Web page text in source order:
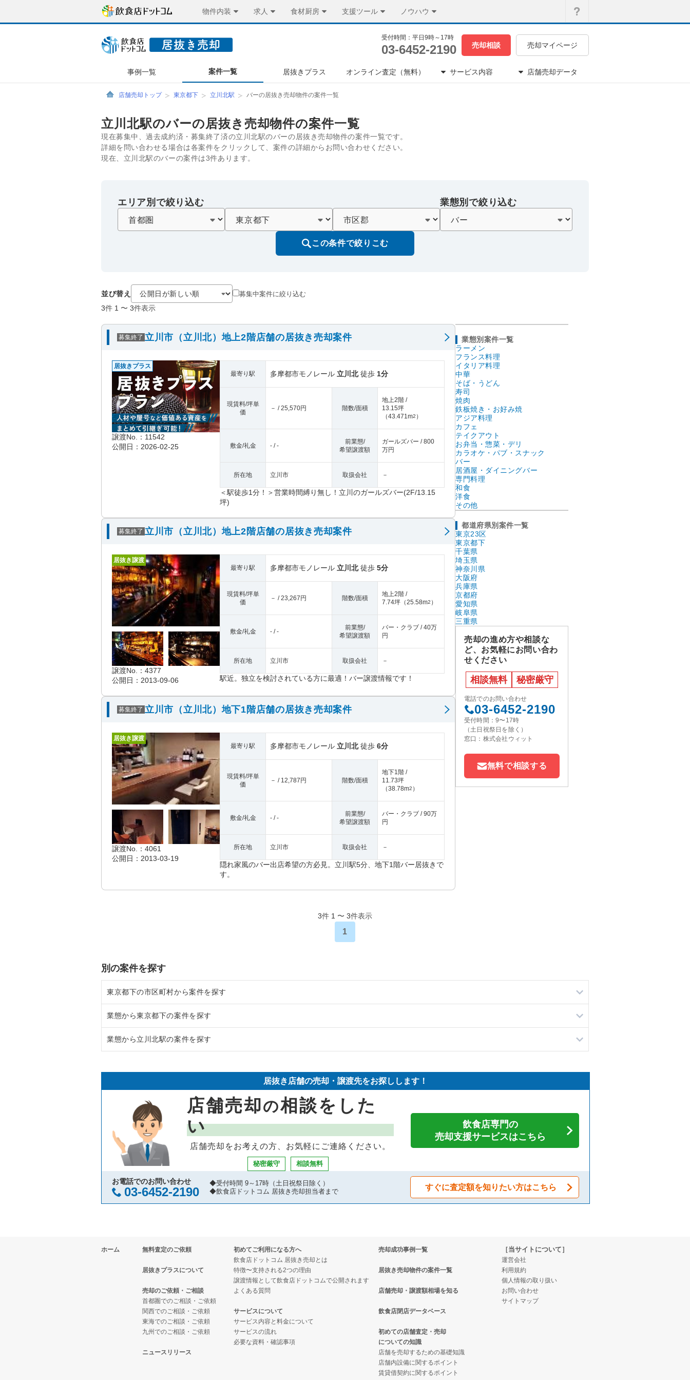
物件内装 求人 食材厨房 支援ツール ノウハウ
受付時間：平日9時～17時
03-6452-2190 売却相談 売却マイページ
事例一覧 案件一覧 居抜きプラス オンライン査定（無料） サービス内容 店舗売却データ
店舗売却トップ 東京都下 立川北駅 バーの居抜き売却物件の案件一覧
立川北駅のバーの居抜き売却物件の案件一覧
現在募集中、過去成約済・募集終了済の立川北駅のバーの居抜き売却物件の案件一覧です。
詳細を問い合わせる場合は各案件をクリックして、案件の詳細からお問い合わせください。
現在、立川北駅のバーの案件は3件あります。
エリア別で絞り込む 業態別で絞り込む
この条件で絞りこむ
並び替え 募集中案件に絞り込む
3件 1 〜 3件表示
募集終了 立川市（立川北）地上2階店舗の居抜き売却案件
居抜きプラス
譲渡No.：11542
公開日：2026-02-25
最寄り駅 多摩都市モノレール 立川北徒歩 1分
現賃料/坪単
価
－ / 25,570円 階数/面積
地上2階 /
13.15坪
（43.471m2 ）
敷金/礼金 - / -
前業態/
希望譲渡額
ガールズバー / 800
万円
所在地 立川市 取扱会社 －
＜駅徒歩1分！＞営業時間縛り無し！立川のガールズバー(2F/13.15
坪)
募集終了 立川市（立川北）地上2階店舗の居抜き売却案件
居抜き譲渡
譲渡No.：4377
公開日：2013-09-06
最寄り駅 多摩都市モノレール 立川北徒歩 5分
現賃料/坪単
価
－ / 23,267円 階数/面積
地上2階 /
7.74坪 （25.58m2 ）
敷金/礼金 - / -
前業態/
希望譲渡額
バー・クラブ / 40万
円
所在地 立川市 取扱会社 －
駅近。独立を検討されている方に最適！バー譲渡情報です！
募集終了 立川市（立川北）地下1階店舗の居抜き売却案件
居抜き譲渡
譲渡No.：4061
公開日：2013-03-19
最寄り駅 多摩都市モノレール 立川北徒歩 6分
現賃料/坪単
価
－ / 12,787円 階数/面積
地下1階 /
11.73坪
（38.78m2 ）
敷金/礼金 - / -
前業態/
希望譲渡額
バー・クラブ / 90万
円
所在地 立川市 取扱会社 －
隠れ家風のバー出店希望の方必見。立川駅5分、地下1階バー居抜きで
す。
業態別案件一覧
ラーメン
フランス料理
イタリア料理
中華
そば・うどん
寿司
焼肉
鉄板焼き・お好み焼
アジア料理
カフェ
テイクアウト
お弁当・惣菜・デリ
カラオケ・パブ・スナック
バー
居酒屋・ダイニングバー
専門料理
和食
洋食
その他
都道府県別案件一覧
東京23区
東京都下
千葉県
埼玉県
神奈川県
大阪府
兵庫県
京都府
愛知県
岐阜県
三重県
売却の進め方や相談な
ど、お気軽にお問い合わ
せください
相談無料 秘密厳守
電話でのお問い合わせ
03-6452-2190
受付時間：9〜17時
（土日祝祭日を除く）
窓口：株式会社ウィット
無料で相談する
3件 1 〜 3件表示
1
別の案件を探す
東京都下の市区町村から案件を探す
調布市の飲食店の居抜き売却物件の案件一覧
八王子市の飲食店の居抜き売却物件の案件一覧
立川市の飲食店の居抜き売却物件の案件一覧
町田市の飲食店の居抜き売却物件の案件一覧
東村山市の飲食店の居抜き売却物件の案件一覧
国立市の飲食店の居抜き売却物件の案件一覧
小金井市の飲食店の居抜き売却物件の案件一覧
府中市の飲食店の居抜き売却物件の案件一覧
昭島市の飲食店の居抜き売却物件の案件一覧
稲城市の飲食店の居抜き売却物件の案件一覧
三鷹市の飲食店の居抜き売却物件の案件一覧
清瀬市の飲食店の居抜き売却物件の案件一覧
小平市の飲食店の居抜き売却物件の案件一覧
業態から東京都下の案件を探す
東京都下のラーメンの居抜き売却物件の案件一覧
東京都下のイタリア料理の居抜き売却物件の案件一覧
東京都下の中華の居抜き売却物件の案件一覧
東京都下のそば・うどんの居抜き売却物件の案件一覧
東京都下の寿司の居抜き売却物件の案件一覧
東京都下の焼肉の居抜き売却物件の案件一覧
東京都下の鉄板焼き・お好み焼の居抜き売却物件の案件一覧
東京都下のカフェの居抜き売却物件の案件一覧
東京都下のテイクアウトの居抜き売却物件の案件一覧
東京都下のお弁当・惣菜・デリの居抜き売却物件の案件一覧
東京都下のカラオケ・パブ・スナックの居抜き売却物件の案件一覧
東京都下のバーの居抜き売却物件の案件一覧
業態から立川北駅の案件を探す
立川北駅のバーの居抜き売却物件の案件一覧
立川北駅の居酒屋・ダイニングバーの居抜き売却物件の案件一覧
立川北駅の和食の居抜き売却物件の案件一覧
立川北駅のその他の居抜き売却物件の案件一覧
居抜き店舗の売却・譲渡先をお探しします！
店舗売却の相談をした
い
店舗売却をお考えの方、お気軽にご連絡ください。
秘密厳守 相談無料
飲食店専門の
売却支援サービスはこちら
お電話でのお問い合わせ
03-6452-2190
◆受付時間 9～17時（土日祝祭日除く）
◆飲食店ドットコム 居抜き売却担当者まで
すぐに査定額を知りたい方はこちら
ホーム 無料査定のご依頼
居抜きプラスについて
売却のご依頼・ご相談
首都圏でのご相談・ご依頼
関西でのご相談・ご依頼
東海でのご相談・ご依頼
九州でのご相談・ご依頼
ニュースリリース
初めてご利用になる方へ
飲食店ドットコム 居抜き売却とは
特徴〜支持される2つの理由
譲渡情報として飲食店ドットコムで公開されます
よくある質問
サービスについて
サービス内容と料金について
サービスの流れ
必要な資料・確認事項
売却成功事例一覧
居抜き売却物件の案件一覧
店舗売却・譲渡額相場を知る
飲食店閉店データベース
初めての店舗査定・売却
についての知識
店舗を売却するための基礎知識
店舗内設備に関するポイント
賃貸借契約に関するポイント
［当サイトについて］
運営会社
利用規約
個人情報の取り扱い
お問い合わせ
サイトマップ